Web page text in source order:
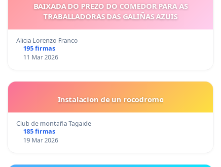
BAIXADA DO PREZO DO COMEDOR PARA AS
TRABALLADORAS DAS GALIÑAS AZUIS
Alicia Lorenzo Franco
195 firmas
11 Mar 2026
Instalacion de un rocodromo
Club de montaña Tagaide
185 firmas
19 Mar 2026